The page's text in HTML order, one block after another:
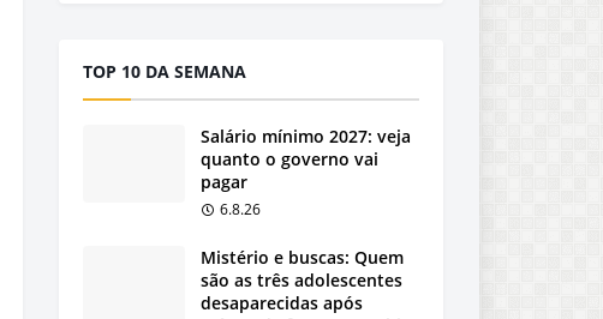
TOP 10 DA SEMANA
Salário mínimo 2027: veja
quanto o governo vai
pagar
6.8.26
Mistério e buscas: Quem
são as três adolescentes
desaparecidas após